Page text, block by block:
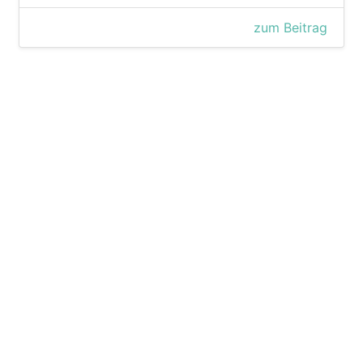
zum Beitrag